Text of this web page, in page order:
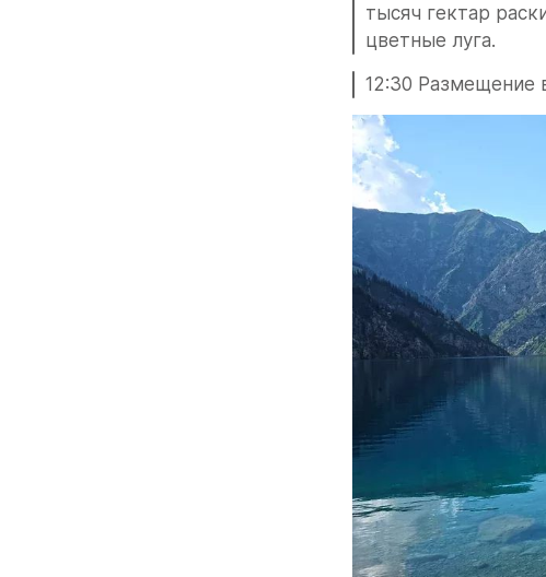
тысяч гектар
цветные луга.
12:30 Размещение